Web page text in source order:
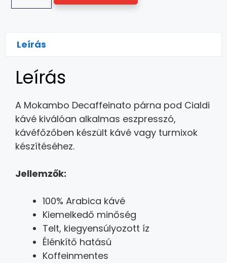
Leírás
Leírás
A Mokambo Decaffeinato párna pod Cialdi
kávé kiválóan alkalmas eszpresszó,
kávéfőzőben készült kávé vagy turmixok
készítéséhez.
Jellemzők:
100% Arabica kávé
Kiemelkedő minőség
Telt, kiegyensúlyozott íz
Élénkítő hatású
Koffeinmentes